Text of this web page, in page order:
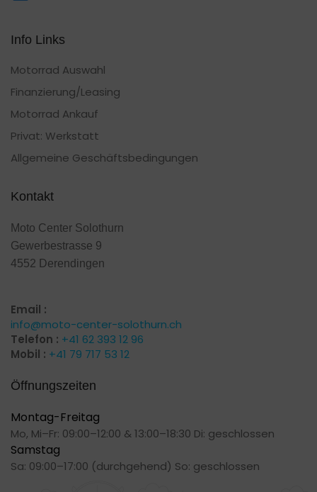
Info Links
Motorrad Auswahl
Finanzierung/Leasing
Motorrad Ankauf
Privat: Werkstatt
Allgemeine Geschäftsbedingungen
Kontakt
Moto Center Solothurn
Gewerbestrasse 9
4552 Derendingen
Email :
info@moto-center-solothurn.ch
Telefon : +41 62 393 12 96
Mobil : +41 79 717 53 12
Öffnungszeiten
Montag-Freitag
Mo, Mi–Fr: 09:00–12:00 & 13:00–18:30 Di: geschlossen
Samstag
Sa: 09:00–17:00 (durchgehend) So: geschlossen